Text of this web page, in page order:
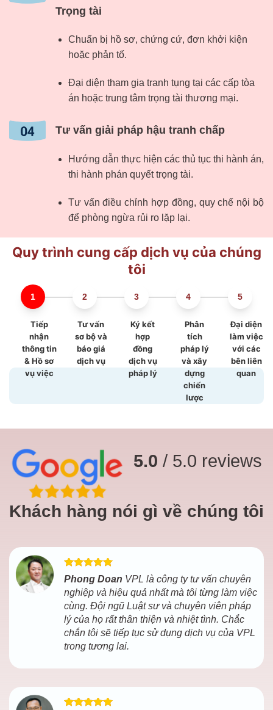
Trọng tài
Chuẩn bị hồ sơ, chứng cứ, đơn khởi kiện
hoặc phản tố.
Đại diện tham gia tranh tụng tại các cấp tòa
án hoặc trung tâm trọng tài thương mại.
Tư vấn giải pháp hậu tranh chấp
Hướng dẫn thực hiện các thủ tục thi hành án,
thi hành phán quyết trọng tài.
Tư vấn điều chỉnh hợp đồng, quy chế nội bộ
để phòng ngừa rủi ro lặp lại.
Quy trình cung cấp dịch vụ của chúng
tôi
Tiếp
nhận
thông tin
& Hồ sơ
vụ việc
Tư vấn
sơ bộ và
báo giá
dịch vụ
Ký kết
hợp
đồng
dịch vụ
pháp lý
Phân
tích
pháp lý
và xây
dựng
chiến
lược
Đại diện
làm việc
với các
bên liên
quan
5.0 / 5.0 reviews
Khách hàng nói gì về chúng tôi
Phong Doan VPL là công ty tư vấn chuyên
nghiệp và hiệu quả nhất mà tôi từng làm việc
cùng. Đội ngũ Luật sư và chuyên viên pháp
lý của họ rất thân thiện và nhiệt tình. Chắc
chắn tôi sẽ tiếp tục sử dụng dịch vụ của VPL
trong tương lai.